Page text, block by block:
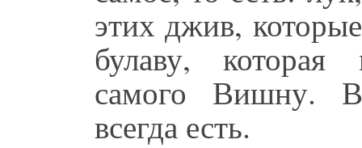
этих джив,
булаву, которая
самого Вишну.
всегда есть.